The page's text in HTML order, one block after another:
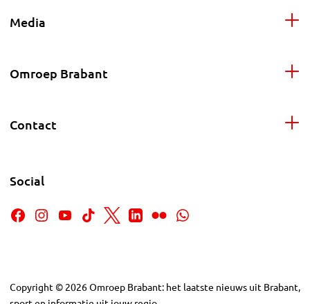
Media
Omroep Brabant
Contact
Social
Copyright © 2026Omroep Brabant: het laatste nieuws uit Brabant,